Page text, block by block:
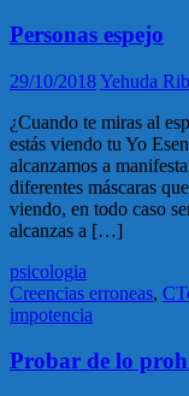
Personas espejo
29/10/2018Yehuda
¿Cuando te miras al
estás viendo tu Yo
alcanzamos a
diferentes máscaras
viendo, en todo caso
alcanzas a […]
psicologia
Creencias erroneas,
impotencia
Probar de lo